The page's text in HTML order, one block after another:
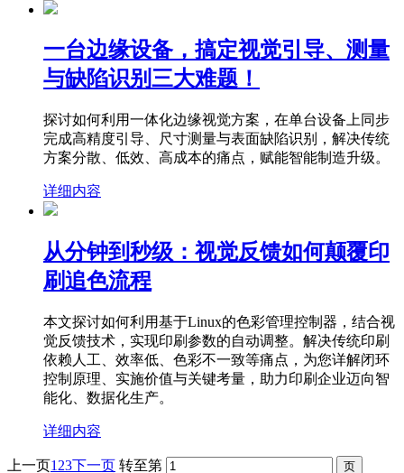
一台边缘设备，搞定视觉引导、测量
与缺陷识别三大难题！
探讨如何利用一体化边缘视觉方案，在单台设备上同步
完成高精度引导、尺寸测量与表面缺陷识别，解决传统
方案分散、低效、高成本的痛点，赋能智能制造升级。
详细内容
从分钟到秒级：视觉反馈如何颠覆印
刷追色流程
本文探讨如何利用基于Linux的色彩管理控制器，结合视
觉反馈技术，实现印刷参数的自动调整。解决传统印刷
依赖人工、效率低、色彩不一致等痛点，为您详解闭环
控制原理、实施价值与关键考量，助力印刷企业迈向智
能化、数据化生产。
详细内容
上一页1 23下一页 转至第